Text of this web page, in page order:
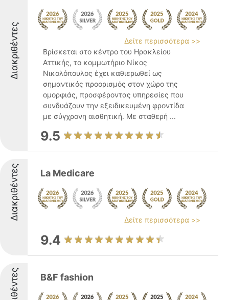
Διακριθέντες
Δείτε περισσότερα >>
Βρίσκεται στο κέντρο του Ηρακλείου
Αττικής, το κομμωτήριο Νίκος
Νικολόπουλος έχει καθιερωθεί ως
σημαντικός προορισμός στον χώρο της
ομορφιάς, προσφέροντας υπηρεσίες που
συνδυάζουν την εξειδικευμένη φροντίδα
με σύγχρονη αισθητική. Με σταθερή ...
9.5
Διακριθέντες La Medicare
Δείτε περισσότερα >>
9.4
B&F fashion